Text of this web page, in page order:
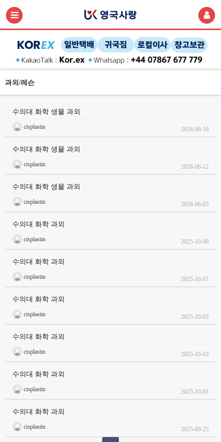
과외/레슨
수의대 화학 생물 과외
cisplastin 2026-06-16
수의대 화학 생물 과외
cisplastin 2026-06-12
수의대 화학 생물 과외
cisplastin 2026-06-05
수의대 화학 과외
cisplastin 2025-10-09
수의대 화학 과외
cisplastin 2025-10-07
수의대 화학 과외
cisplastin 2025-10-05
수의대 화학 과외
cisplastin 2025-10-03
수의대 화학 과외
cisplastin 2025-10-01
수의대 화학 과외
cisplastin 2025-09-25